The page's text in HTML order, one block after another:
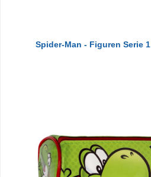
Spider-Man - Figuren Serie 1